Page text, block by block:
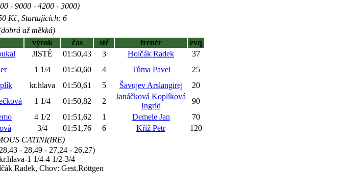
- 9000 - 4200 - 3000)
Kč, Startujících: 6
až měkká)
výrok čas stč trenér
evq
JISTĚ 01:50,43 3 Holčák Radek
37
1 1/4 01:50,60 4 Tůma Pavel
25
kr.hlava 01:50,61 5 Šavujev Arslangirej
20
1 1/4 01:50,82 2
Janáčková Koplíková
Ingrid
90
4 1/2 01:51,62 1 Demele Jan
70
3/4 01:51,76 6 Kříž Petr
120
CATINI(IRE)
- 28,49 - 27,24 - 26,27)
1 1/4-4 1/2-3/4
Radek, Chov: Gest.Röttgen